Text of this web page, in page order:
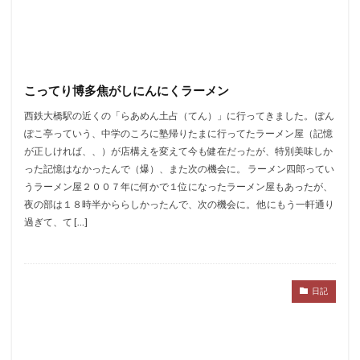
こってり博多焦がしにんにくラーメン
西鉄大橋駅の近くの「らあめん土占（てん）」に行ってきました。 ぽん
ぽこ亭っていう、中学のころに塾帰りたまに行ってたラーメン屋（記憶
が正しければ、、）が店構えを変えて今も健在だったが、特別美味しか
った記憶はなかったんで（爆）、また次の機会に。 ラーメン四郎ってい
うラーメン屋２００７年に何かで１位になったラーメン屋もあったが、
夜の部は１８時半かららしかったんで、次の機会に。 他にもう一軒通り
過ぎて、て […]
日記